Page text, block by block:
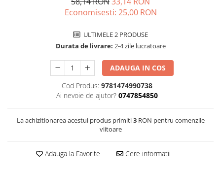
Economisesti: 25,00 RON
ULTIMELE 2 PRODUSE
Durata de livrare: 2-4 zile lucratoare
ADAUGA IN COS
Cod Produs: 9781474990738
Ai nevoie de ajutor? 0747854850
La achizitionarea acestui produs primiti3RON pentru comenzile
viitoare
Adauga la Favorite Cere informatii